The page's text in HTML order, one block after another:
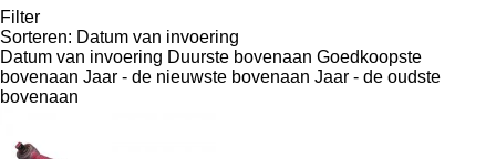
Filter
Sorteren: Datum van invoering
Datum van invoering Duurste bovenaan Goedkoopste
bovenaan Jaar - de nieuwste bovenaan Jaar - de oudste
bovenaan